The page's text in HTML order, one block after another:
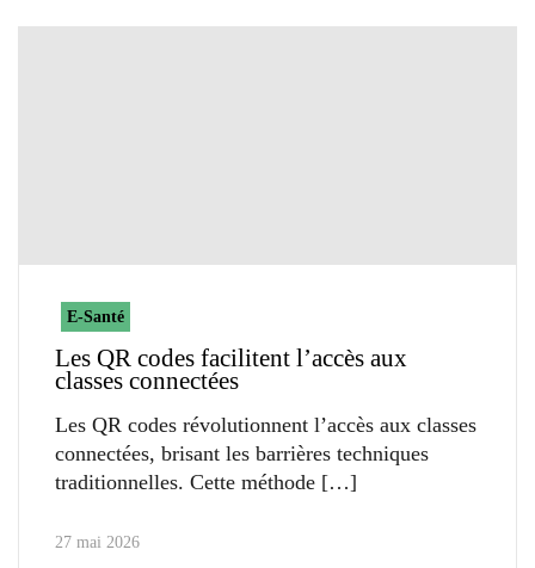
E-Santé
Les QR codes facilitent l’accès aux
classes connectées
Les QR codes révolutionnent l’accès aux classes
connectées, brisant les barrières techniques
traditionnelles. Cette méthode
27 mai 2026